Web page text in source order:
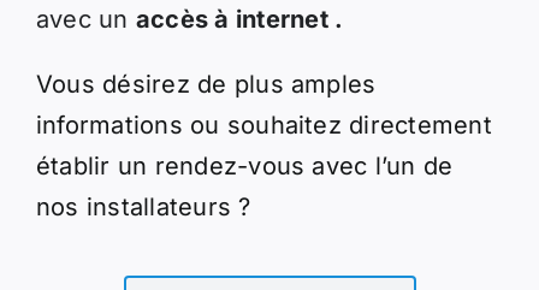
avec un accès à internet .
Vous désirez de plus amples
informations ou souhaitez directement
établir un rendez-vous avec l’un de
nos installateurs ?